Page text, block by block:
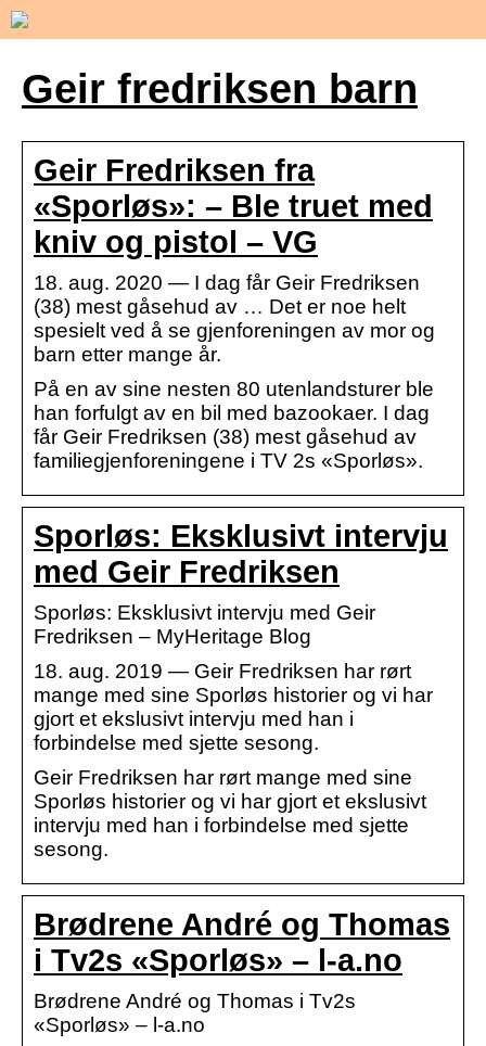
Geir fredriksen barn
Geir Fredriksen fra
«Sporløs»: – Ble truet med
kniv og pistol – VG
18. aug. 2020 — I dag får Geir Fredriksen
(38) mest gåsehud av … Det er noe helt
spesielt ved å se gjenforeningen av mor og
barn etter mange år.
På en av sine nesten 80 utenlandsturer ble
han forfulgt av en bil med bazookaer. I dag
får Geir Fredriksen (38) mest gåsehud av
familiegjenforeningene i TV 2s «Sporløs».
Sporløs: Eksklusivt intervju
med Geir Fredriksen
Sporløs: Eksklusivt intervju med Geir
Fredriksen – MyHeritage Blog
18. aug. 2019 — Geir Fredriksen har rørt
mange med sine Sporløs historier og vi har
gjort et ekslusivt intervju med han i
forbindelse med sjette sesong.
Geir Fredriksen har rørt mange med sine
Sporløs historier og vi har gjort et ekslusivt
intervju med han i forbindelse med sjette
sesong.
Brødrene André og Thomas
i Tv2s «Sporløs» – l-a.no
Brødrene André og Thomas i Tv2s
«Sporløs» – l-a.no